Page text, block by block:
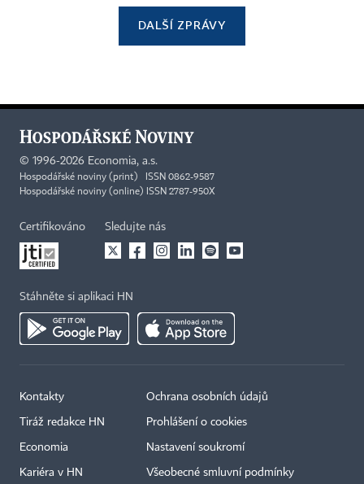
DALŠÍ ZPRÁVY
© 1996-2026 Economia, a.s.
Hospodářské noviny (print) ISSN 0862-9587
Hospodářské noviny (online) ISSN 2787-950X
Certifikováno Sledujte nás
Stáhněte si aplikaci HN
Kontakty
Tiráž redakce HN
Economia
Kariéra v HN
Ochrana osobních údajů
Prohlášení o cookies
Nastavení soukromí
Všeobecné smluvní podmínky